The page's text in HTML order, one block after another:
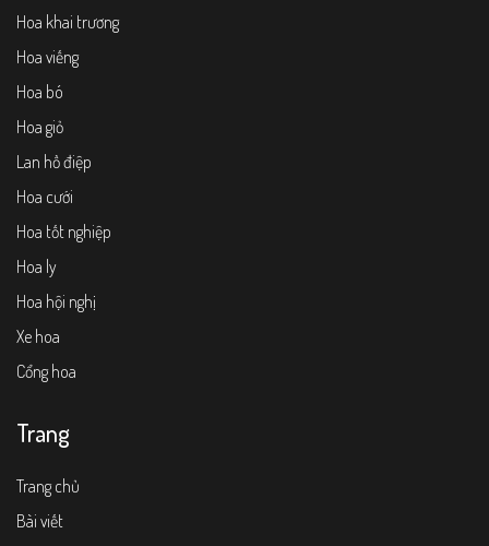
Hoa khai trương
Hoa viếng
Hoa bó
Hoa giỏ
Lan hồ điệp
Hoa cưới
Hoa tốt nghiệp
Hoa ly
Hoa hội nghị
Xe hoa
Cổng hoa
Trang
Trang chủ
Bài viết